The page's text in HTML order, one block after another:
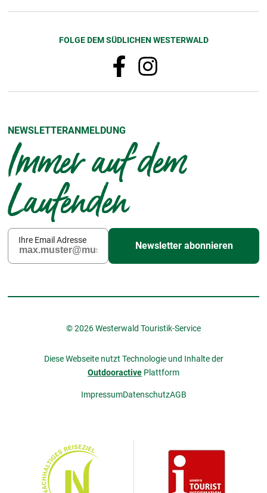
FOLGE DEM SÜDLICHEN WESTERWALD
NEWSLETTERANMELDUNG
Immer auf dem
Laufenden
Ihre Email Adresse
Newsletter abonnieren
© 2026 Westerwald Touristik-Service
Diese Webseite nutzt Technologie und Inhalte der
Outdooractive Plattform
ImpressumDatenschutzAGB